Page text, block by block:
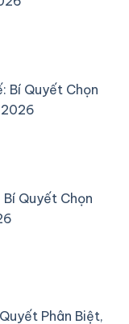
Bí Quyết Chọn
2026
Quyết Chọn
Phân Biệt,